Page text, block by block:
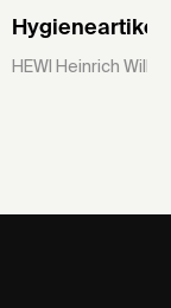
Hygieneartikel
HEWI Heinrich Wilke